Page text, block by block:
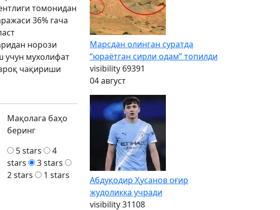
томонидан
36% гача
норози
учун мухолифат
чақириши
Мақолага баҳо
беринг
5 stars
4
stars
3 stars
2 stars
1 stars
Марсдан олинган суратда
“юраётган сирли одам” топилди
visibility 69391
04 август
Абдуқодир Ҳусанов оғир
жудоликка учради
visibility31108